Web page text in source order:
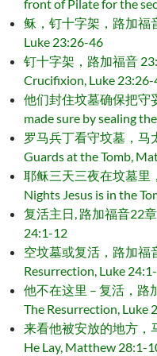
front of Pilate for the
稣，钉十字架，路加福
Luke 23:26-46
钉十字架，路加福音
Crucifixion, Luke 23:26-
他们封住坟墓确保把守
made sure by sealing
罗马兵丁看守坟墓，马
Guards at the Tomb,
耶稣三天三夜在坟墓里
Nights Jesus is in the
复活主日, 路加福音22
24:1-12
空坟墓或复活，路加福
Resurrection, Luke
他不在这里 – 复活，路
The Resurrection, Luke
来看他被安放的地方，
He Lay, Matthew 28:1-